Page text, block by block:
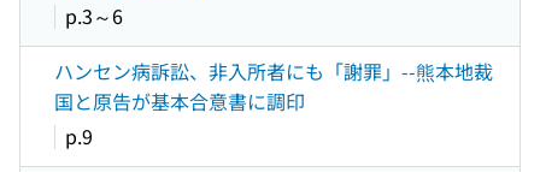
p.3～6
ハンセン病訴訟、非入所者にも「謝罪」--熊本地裁
国と原告が基本合意書に調印
p.9